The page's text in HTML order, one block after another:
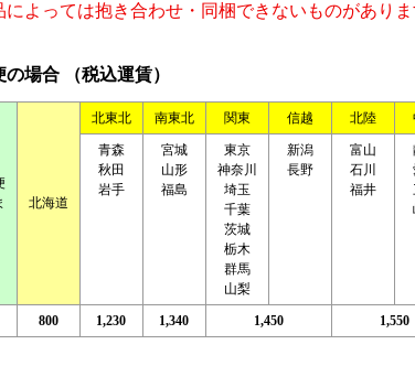
よっては抱き合わせ・同梱できないものがありま
の場合 （税込運賃）
北海道
北東北 南東北 関東 信越 北陸
青森
秋田
岩手
宮城
山形
福島
東京
神奈川
埼玉
千葉
茨城
栃木
群馬
山梨
新潟
長野
富山
石川
福井
800 1,230 1,340 1,450 1,550